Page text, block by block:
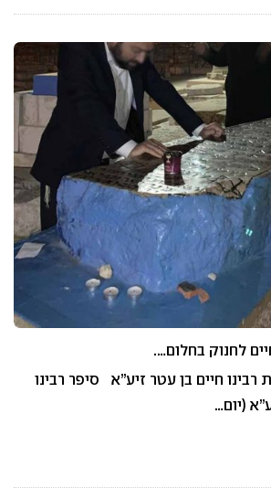
לחנוק בחלום….
חיים בן עטר זיע”א סיפר רבינו
(יום…